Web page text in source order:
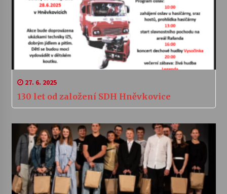
27. 6. 2025
130 let od založení SDH Hněvkovice